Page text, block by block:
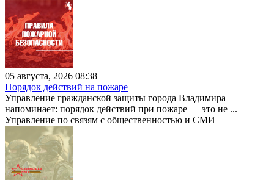
05 августа, 2026 08:38
Порядок действий на пожаре
Управление гражданской защиты города Владимира
напоминает: порядок действий при пожаре — это не ...
Управление по связям с общественностью и СМИ